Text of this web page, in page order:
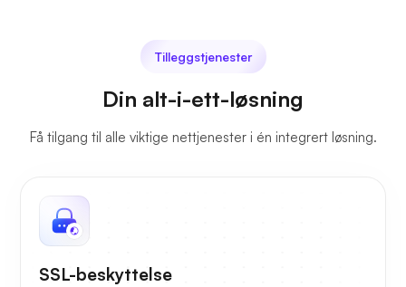
Tilleggstjenester
Din alt-i-ett-løsning
Få tilgang til alle viktige nettjenester i én integrert løsning.
SSL-beskyttelse